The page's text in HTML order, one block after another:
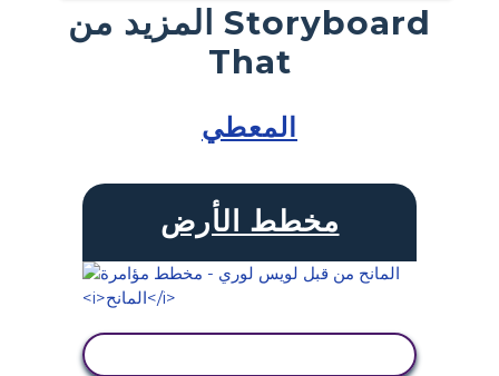
المزيد من Storyboard
That
المعطي
مخطط الأرض